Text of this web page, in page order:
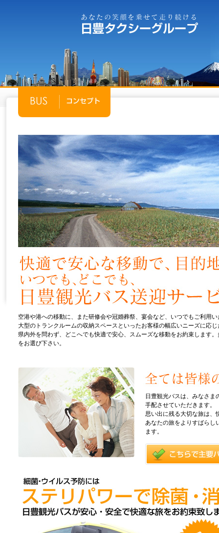
空港や港への移動に、また研修会や冠婚葬祭、宴会など、いつでもご利用
大型のトランクルームの収納スペースといったお客様の幅広いニーズに応
県内外を問わず、どこへでも快適で安心、スムーズな移動をお約束します
をお選び下さい。
日豊観光バスは、みなさま
手配させていただきます。
思い出に残る大切な旅は、
あなたの旅をよりすばらし
ます。